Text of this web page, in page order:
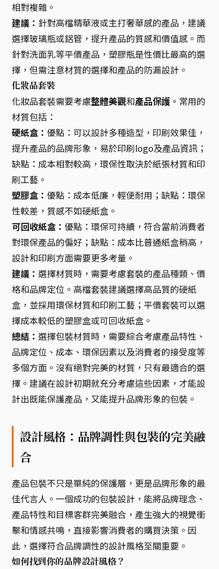
相對複雜。
建議： 針對高檔精華液或主打奢華感的產品，建議
選擇玻璃瓶或鋁管，提升產品的質感和價值感。而
針對洗面乳等平價產品，塑膠瓶是性價比最高的選
擇，但需注意材質的選擇和產品的防漏設計。
化妝品套裝
化妝品套裝需要考慮整體美觀和產品保護 。常用的
材質包括：
硬紙盒： 優點：可以設計多種造型，印刷效果佳，
提升產品的品牌形象，易於印刷logo及產品資訊；
缺點：成本相對較高，環保性取決於紙張材質和印
刷工藝。
塑膠盒： 優點：成本低廉，輕便耐用；缺點：環保
性較差，質感不如硬紙盒。
可回收紙盒： 優點：環保可持續，符合當前消費者
對環保產品的偏好；缺點：成本比普通紙盒稍高，
設計和印刷方面需要更多考量。
建議： 選擇材質時，需要考慮套裝的產品種類、價
格和品牌定位。高檔套裝建議選擇高品質的硬紙
盒，並採用環保材質和印刷工藝；平價套裝可以選
擇成本較低的塑膠盒或可回收紙盒。
總結： 選擇包裝材質時，需要綜合考慮產品特性、
品牌定位、成本、環保因素以及消費者的接受度等
多個方面。沒有絕對完美的材質，只有最適合的選
擇。建議在設計初期就充分考慮這些因素，才能設
計出既能保護產品，又能提升品牌形象的包裝。
設計風格：品牌調性與包裝的完美融
合
產品包裝不只是單純的保護層，更是品牌形象的最
佳代言人。一個成功的包裝設計，能將品牌理念、
產品特性和目標客群完美融合，產生強大的視覺衝
擊和情感共鳴，直接影響消費者的購買決策。因
此，選擇符合品牌調性的設計風格至關重要。
如何找到你的品牌設計風格？